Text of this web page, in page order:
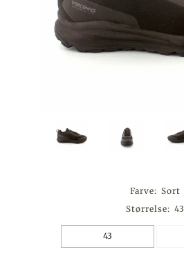
Størrelse: 43
43
Farve: Sort